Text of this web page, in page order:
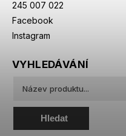
245 007 022
Facebook
Instagram
VYHLEDÁVÁNÍ
Hledat